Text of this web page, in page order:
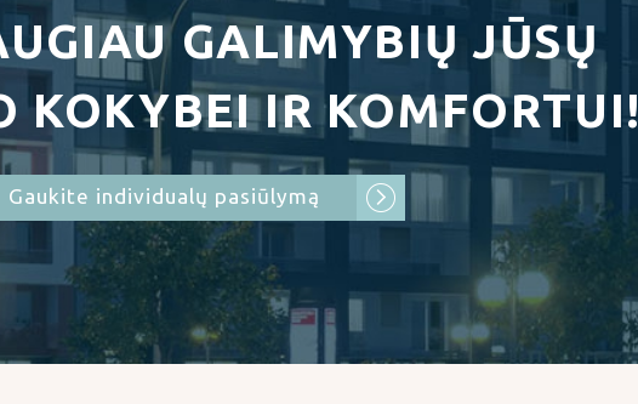
GALIMYBIŲ JŪSŲ
KOKYBEI IR KOMFORTUI!
Gaukite individualų pasiūlymą